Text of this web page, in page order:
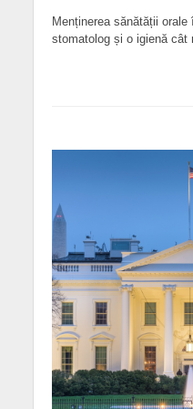
Menținerea sănătății
stomatolog și o igienă